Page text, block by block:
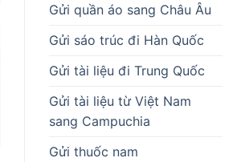
Gửi quần áo sang Châu Âu
Gửi sáo trúc đi Hàn Quốc
Gửi tài liệu đi Trung Quốc
Gửi tài liệu từ Việt Nam
sang Campuchia
Gửi thuốc nam